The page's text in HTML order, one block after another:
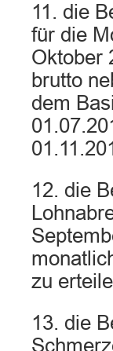
11. die
für die
Oktober
brutto
dem
12. die
zu
13. die